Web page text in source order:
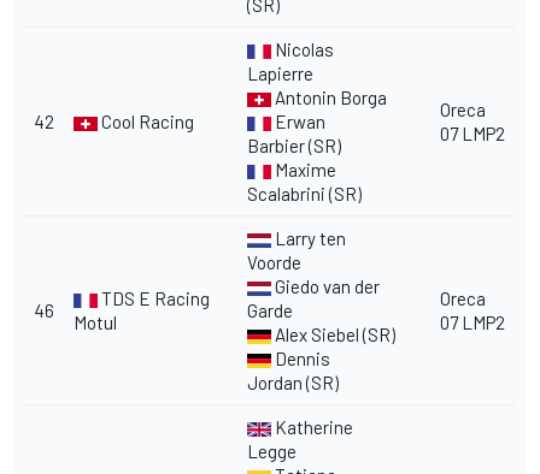
42 Cool Racing
Nicolas
Lapierre
Antonin Borga
Erwan
Barbier (SR)
Maxime
Scalabrini (SR)
Oreca
07 LMP2
46
TDS E Racing
Motul
Larry ten
Voorde
Giedo van der
Garde
Alex Siebel (SR)
Dennis
Jordan (SR)
Oreca
07 LMP2
Katherine
Legge